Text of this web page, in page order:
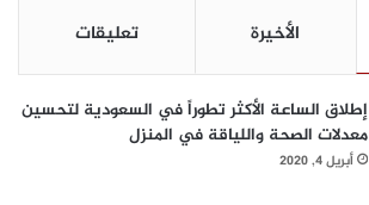
الأخيرة تعليقات
إطلاق الساعة الأكثر تطوراً في السعودية لتحسين
معدلات الصحة واللياقة في المنزل
أبريل 4, 2020